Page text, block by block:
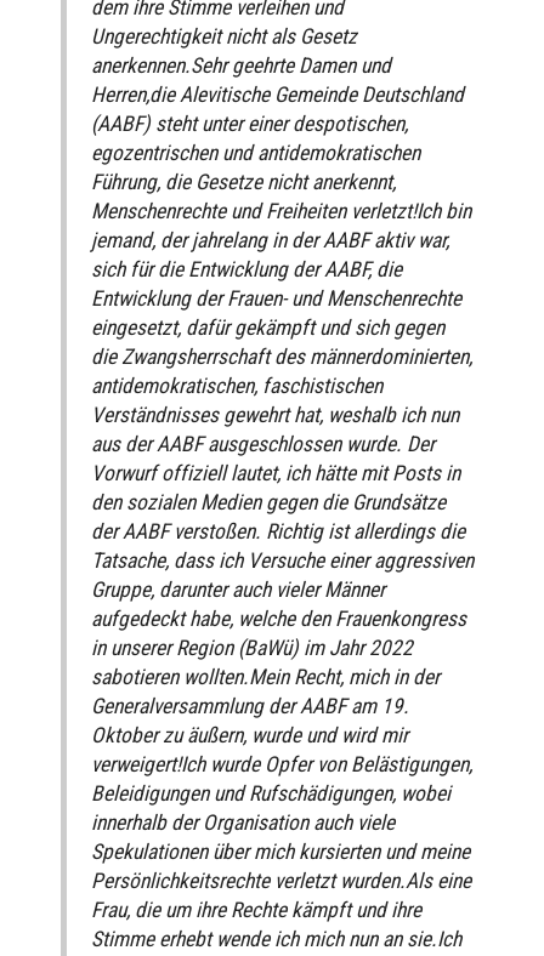
dem ihre Stimme verleihen und
Ungerechtigkeit nicht als Gesetz
anerkennen.Sehr geehrte Damen und
Herren,die Alevitische Gemeinde Deutschland
(AABF) steht unter einer despotischen,
egozentrischen und antidemokratischen
Führung, die Gesetze nicht anerkennt,
Menschenrechte und Freiheiten verletzt!Ich bin
jemand, der jahrelang in der AABF aktiv war,
sich für die Entwicklung der AABF, die
Entwicklung der Frauen- und Menschenrechte
eingesetzt, dafür gekämpft und sich gegen
die Zwangsherrschaft des männerdominierten,
antidemokratischen, faschistischen
Verständnisses gewehrt hat, weshalb ich nun
aus der AABF ausgeschlossen wurde. Der
Vorwurf offiziell lautet, ich hätte mit Posts in
den sozialen Medien gegen die Grundsätze
der AABF verstoßen. Richtig ist allerdings die
Tatsache, dass ich Versuche einer aggressiven
Gruppe, darunter auch vieler Männer
aufgedeckt habe, welche den Frauenkongress
in unserer Region (BaWü) im Jahr 2022
sabotieren wollten.Mein Recht, mich in der
Generalversammlung der AABF am 19.
Oktober zu äußern, wurde und wird mir
verweigert!Ich wurde Opfer von Belästigungen,
Beleidigungen und Rufschädigungen, wobei
innerhalb der Organisation auch viele
Spekulationen über mich kursierten und meine
Persönlichkeitsrechte verletzt wurden.Als eine
Frau, die um ihre Rechte kämpft und ihre
Stimme erhebt wende ich mich nun an sie.Ich